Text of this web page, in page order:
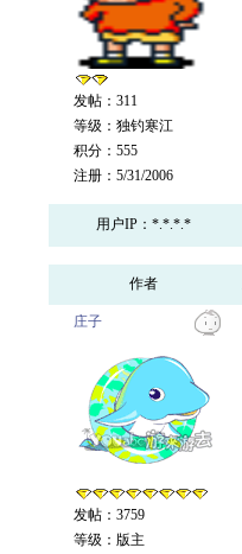
发帖：311
等级：独钓寒江
积分：555
注册：5/31/2006
用户IP：*.*.*.*
作者
庄子
发帖：3759
等级：版主